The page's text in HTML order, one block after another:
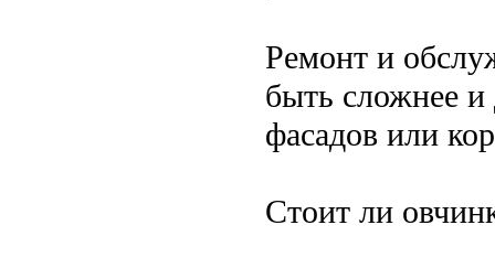
Ремонт и
быть сложнее и
фасадов или
Стоит ли